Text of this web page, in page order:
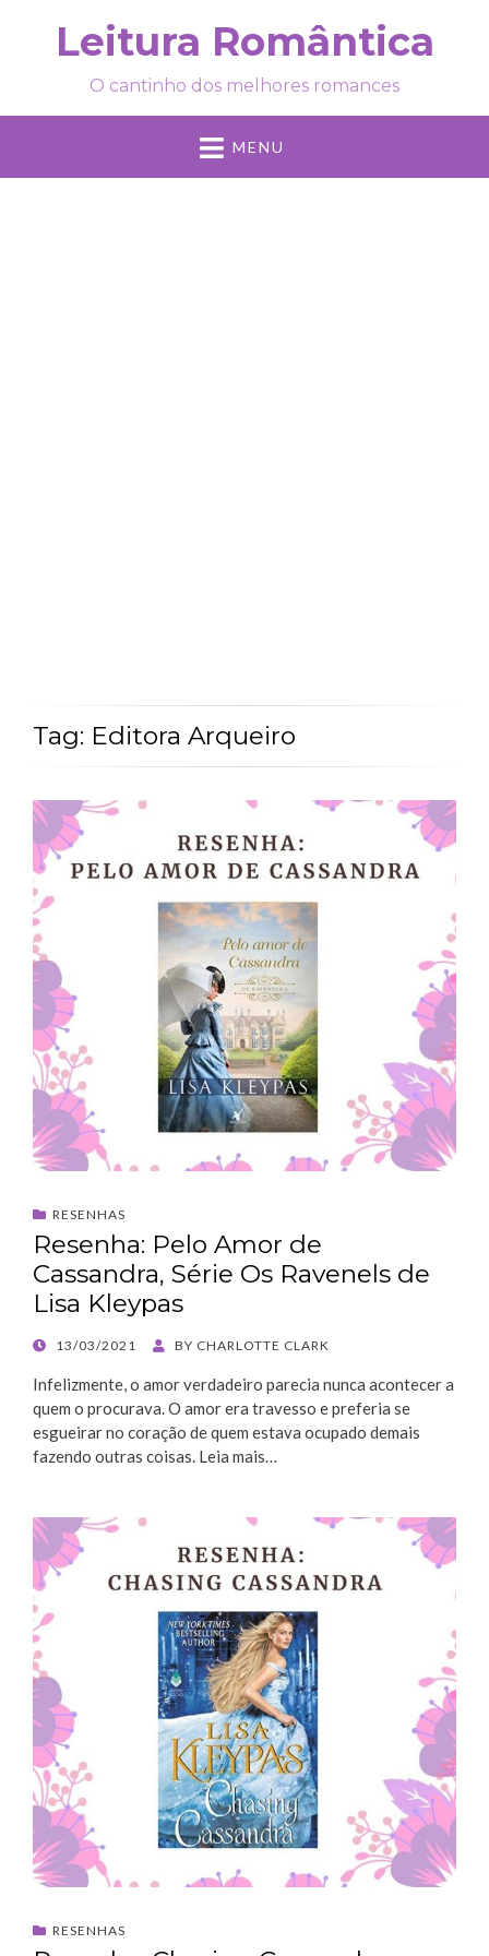
Leitura Romântica
O cantinho dos melhores romances
MENU
Tag: Editora Arqueiro
RESENHAS
Resenha: Pelo Amor de
Cassandra, Série Os Ravenels de
Lisa Kleypas
POSTED
13/03/2021 BY CHARLOTTE CLARK
Infelizmente, o amor verdadeiro parecia nunca acontecer a
quem o procurava. O amor era travesso e preferia se
esgueirar no coração de quem estava ocupado demais
fazendo outras coisas. Leia mais…
RESENHAS